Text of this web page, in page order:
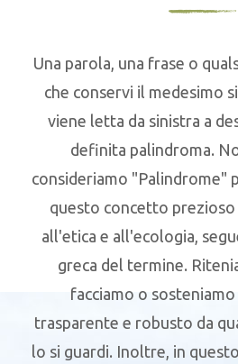
Una parola, una frase o
che conservi il medesimo
viene letta da sinistra a
definita palindroma.
consideriamo "Palindrome"
questo concetto prezioso
all'etica e all'ecologia,
greca del termine.
facciamo o
trasparente e robusto da
lo si guardi. Inoltre, in